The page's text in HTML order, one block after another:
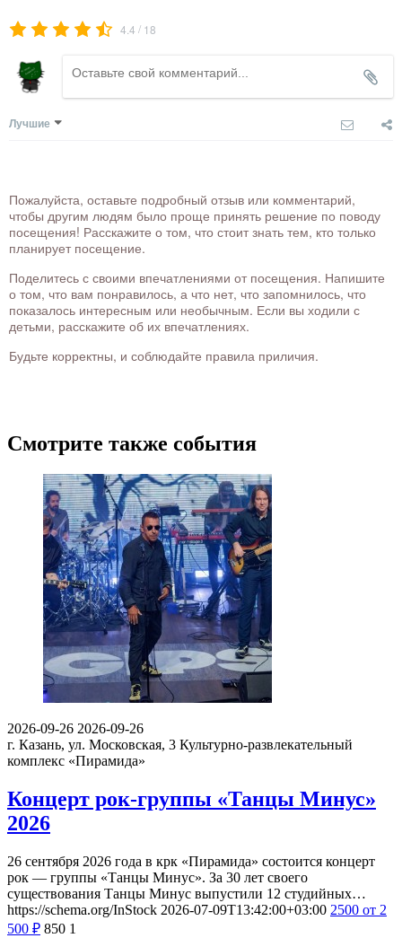
4.4 / 18
Лучшие
Пожалуйста, оставьте подробный отзыв или комментарий,
чтобы другим людям было проще принять решение по поводу
посещения! Расскажите о том, что стоит знать тем, кто только
планирует посещение.
Поделитесь с своими впечатлениями от посещения. Напишите
о том, что вам понравилось, а что нет, что запомнилось, что
показалось интересным или необычным. Если вы ходили с
детьми, расскажите об их впечатлениях.
Будьте корректны, и соблюдайте правила приличия.
Смотрите также события
2026-09-26 2026-09-26
г. Казань, ул. Московская, 3 Культурно-развлекательный
комплекс «Пирамида»
Концерт рок-группы «Танцы Минус»
2026
26 сентября 2026 года в крк «Пирамида» состоится концерт
рок — группы «Танцы Минус». За 30 лет своего
существования Танцы Минус выпустили 12 студийных…
https://schema.org/InStock 2026-07-09T13:42:00+03:00 2500 от 2
500 ₽ 850 1